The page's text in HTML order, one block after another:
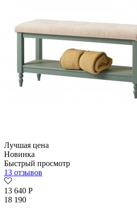
Лучшая цена
Новинка
Быстрый просмотр
13 отзывов
13 640 Р
18 190